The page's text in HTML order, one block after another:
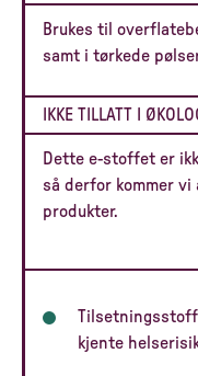
Brukes til
samt i tørkede
IKKE TILLATT I
Dette e-stoffet er
så derfor kommer
produkter.
kjente